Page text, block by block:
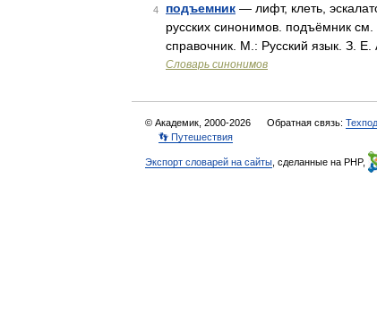
4 подъемник — лифт, клеть,
русских синонимов. подъёмник
справочник. М.: Русский язык. З. Е.
Словарь синонимов
© Академик, 2000-2026 Обратная связь:
👣 Путешествия
Экспорт словарей на сайты , сделанные на PHP,